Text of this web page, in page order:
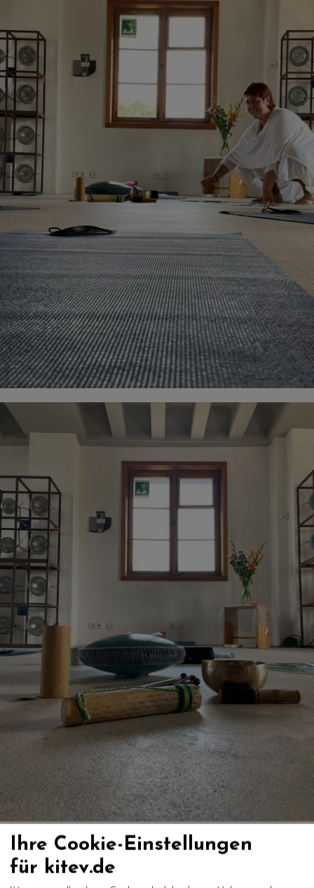
Ihre Cookie-Einstellungen
für kitev.de